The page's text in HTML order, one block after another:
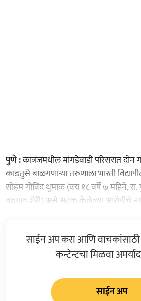
पुणे :कात्रजमधील मांगडेवाडी परिसरात
काडतुसे बाळगणाऱ्या तरुणाला भारती
सोहम गोविंद धुमाळ (वय १८ वर्षे ७ महिने,
वडगाव शेरी) असे अटक केलेल्या आरोपीचे
साईन अप करा आणि
कन्टेन्टचा मिळवा
साईन अप